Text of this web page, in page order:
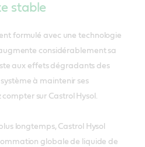
stable
formulé avec une technologie
considérablement sa
aux effets dégradants des
à maintenir ses
sur Castrol Hysol.
longtemps, Castrol Hysol
globale de liquide de